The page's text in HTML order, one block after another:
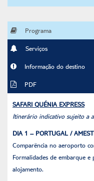
Programa
Serviços
Informação do destino
PDF
SAFARI QUÉNIA EXPRESS
Itinerário indicativo sujeito a
DIA 1 – PORTUGAL /
Comparência no aeroporto
Formalidades de embarque
alojamento.